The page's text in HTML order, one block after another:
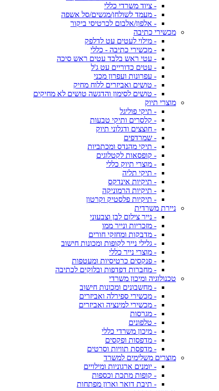
- ציוד משרדי כללי
- מעמד לשולחן/מגשים/סל אשפה
- אלפון/אלבום לכרטיסי ביקור
מכשירי כתיבה
- מילוי לעטים עט לדלפק
- מכשירי כתיבה - כללי
- עטי ראש בלבד עטים ראש סיכה
- עטים כדוריים עט ג'ל
- עפרונות ועפרון מכני
- טושים ואביזרים ללוח מחיק
- טושים לסימון והדגשה טושים לא מחיקים
מוצרי תיוק
- תיקי פוליגל
- קלסרים ותיקי טבעות
- חוצצים ודגלוני תיוק
- שמרדפים
- תיקי מהנדס ומכתביות
- קופסאות לקטלוגים
- מוצרי תיוק כללי
- תיקי תליה
- תיקיות אינדקס
- תיקיות הרמוניקה
- תיקיות פלסטיק וקרטון
ניירת משרדית
- נייר צילום לבן וצבעוני
- מזכריות ונייר ממו
- מדבקות ומחזקי חורים
- גלילי נייר לקופות ומכונות חישוב
- מוצרי נייר כללי
- פנקסים כרטיסיות ומעטפות
- מחברות דפדפות ובלוקים לכתיבה
טכנולוגיה ומיכון משרדי
- מחשבונים ומכונות חישוב
- מכשירי ספירלה ואביזרים
- מכשירי למינציה ואביזרים
- מגרסות
- טלפונים
- מיכון משרדי כללי
- מדפסות ופקסים
- מדפסת תוויות וסרטים
מוצרים משלימים למשרד
- יומנים ארגוניות ומילויים
- קופות מתכת וכספות
- תיבת דואר וארון מפתחות